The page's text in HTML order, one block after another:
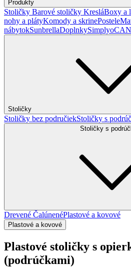
Produkty
Stoličky Barové stoličky KresláBoxy a
nohy a plátyKomody a skrinePostele
nábytokSunbrellaDoplnkySimplyo
Stoličky
Stoličky bez područiekStoličky s
Stoličky s
Drevené ČalúnenéPlastové a kovové
Plastové a kovové
Plastové stoličky s
(podrúčkami)